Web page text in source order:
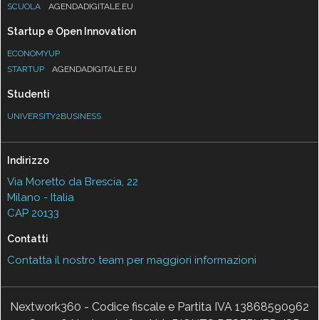
SCUOLA
AGENDADIGITALE.EU
Startup e Open Innovation
ECONOMYUP
STARTUP
AGENDADIGITALE.EU
Studenti
UNIVERSITY2BUSINESS
Indirizzo
Via Moretto da Brescia, 22
Milano - Italia
CAP 20133
Contatti
Contatta il nostro team per maggiori informazioni
Nextwork360 - Codice fiscale e Partita IVA 13868590962